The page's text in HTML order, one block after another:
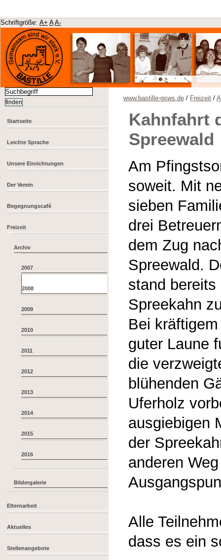
Schriftgröße: A+ A A-
Startseite
Leichte Sprache
Unsere Einrichtungen
Der Verein
Begegnungscafé
Freizeit
Archiv
2007
2008
2009
2010
2011
2012
2013
2014
2015
2016
Bildergalerie
Elternarbeit
Aktuelles
Stellenangebote
www.bastille-gsws.de / Freizeit /
Kahnfahrt
Spreewald
Am
soweit. Mit
sieben
drei
dem Zug
Spreewald.
stand
Spreekahn
Bei
guter Laune
die
blühenden
Uferholz
ausgiebigen
der
anderen
Alle
dass es ein